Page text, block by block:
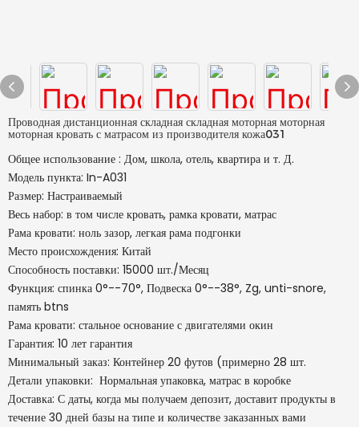
Проводная дистанционная складная складная моторная моторная
моторная кровать с матрасом из производителя кожа031
Общее использование : Дом, школа, отель, квартира и т. Д.
Модель пункта: In-A031
Размер: Настраиваемый
Весь набор: в том числе кровать, рамка кровати, матрас
Рама кровати: ноль зазор, легкая рама подгонки
Место происхождения: Китай
Способность поставки: 15000 шт./Месяц
Функция: спинка 0°--70°, Подвеска 0°--38°, Zg, unti-snore,
память btns
Рама кровати: стальное основание с двигателями окин
Гарантия: 10 лет гарантия
Минимальный заказ: Контейнер 20 футов (примерно 28 шт.
Детали упаковки: Нормальная упаковка, матрас в коробке
Доставка: С даты, когда мы получаем депозит, доставит продукты в
течение 30 дней базы на типе и количестве заказанных вами